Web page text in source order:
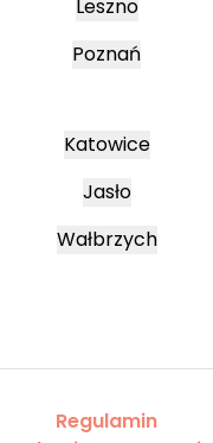
Leszno
Poznań
Katowice
Jasło
Wałbrzych
Regulamin